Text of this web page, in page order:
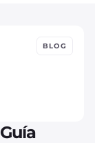
BLOG
Guía